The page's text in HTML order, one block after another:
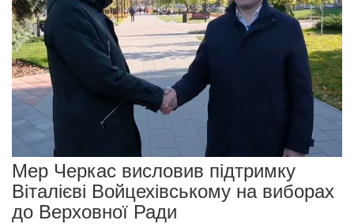
Мер Черкас висловив підтримку
Віталієві Войцехівському на виборах
до Верховної Ради